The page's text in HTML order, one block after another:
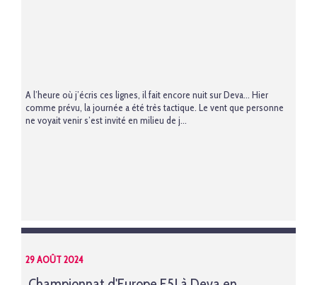
A l’heure où j’écris ces lignes, il fait encore nuit sur Deva… Hier
comme prévu, la journée a été très tactique. Le vent que personne
ne voyait venir s’est invité en milieu de j...
29 AOÛT 2024